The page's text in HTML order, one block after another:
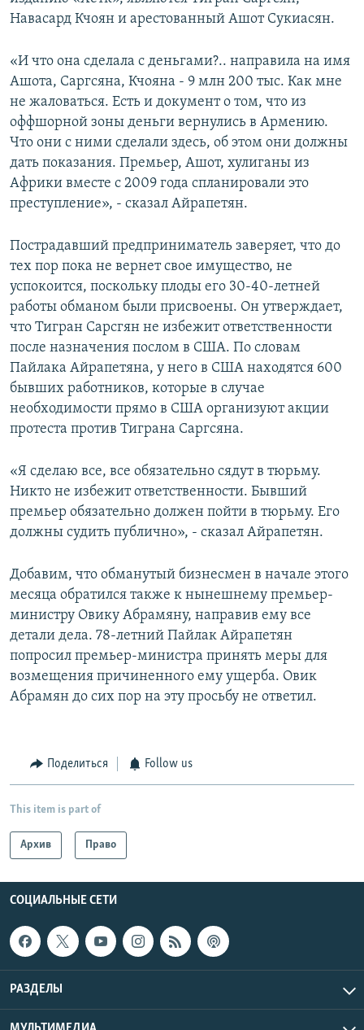
Навасард Кчоян и арестованный Ашот Сукиасян.
«И что она сделала с деньгами?.. направила на имя
Ашота, Саргсяна, Кчояна - 9 млн 200 тыс. Как мне
не жаловаться. Есть и документ о том, что из
оффшорной зоны деньги вернулись в Армению.
Что они с ними сделали здесь, об этом они должны
дать показания. Премьер, Ашот, хулиганы из
Африки вместе с 2009 года спланировали это
преступление», - сказал Айрапетян.
Пострадавший предприниматель заверяет, что до
тех пор пока не вернет свое имущество, не
успокоится, поскольку плоды его 30-40-летней
работы обманом были присвоены. Он утверждает,
что Тигран Сарсгян не избежит ответственности
после назначения послом в США. По словам
Пайлака Айрапетяна, у него в США находятся 600
бывших работников, которые в случае
необходимости прямо в США организуют акции
протеста против Тиграна Саргсяна.
«Я сделаю все, все обязательно сядут в тюрьму.
Никто не избежит ответственности. Бывший
премьер обязательно должен пойти в тюрьму. Его
должны судить публично», - сказал Айрапетян.
Добавим, что обманутый бизнесмен в начале этого
месяца обратился также к нынешнему премьер-
министру Овику Абрамяну, направив ему все
детали дела. 78-летний Пайлак Айрапетян
попросил премьер-министра принять меры для
возмещения причиненного ему ущерба. Овик
Абрамян до сих пор на эту просьбу не ответил.
Поделиться Follow us
This item is part of
Архив Право
СОЦИАЛЬНЫЕ СЕТИ
РАЗДЕЛЫ